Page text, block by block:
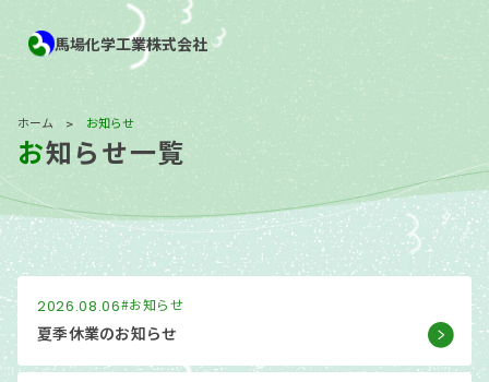
馬場化学工業株式会社
ホーム > お知らせ
お知らせ一覧
お
一
2026.08.06#お知らせ
夏季休業のお知らせ